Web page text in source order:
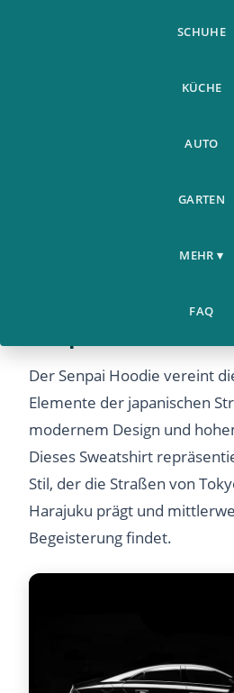
SCHUHE
KÜCHE
AUTO
GARTEN
MEHR ▾
FAQ
Japanische
Der Senpai Hoodie vereint
Elemente der japanischen
modernem Design und
Dieses Sweatshirt
Stil, der die Straßen von
Harajuku prägt und
Begeisterung findet.